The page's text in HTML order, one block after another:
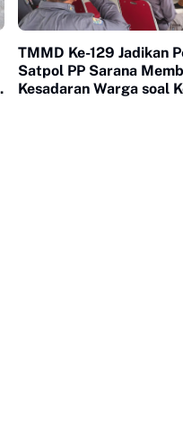
TMMD Ke-129 Jadikan
Satpol PP Sarana
Kesadaran Warga soal